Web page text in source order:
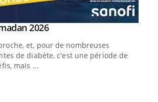
2026Youtube
et, pour de nombreuses
de diabète, c'est une période de
mais ...